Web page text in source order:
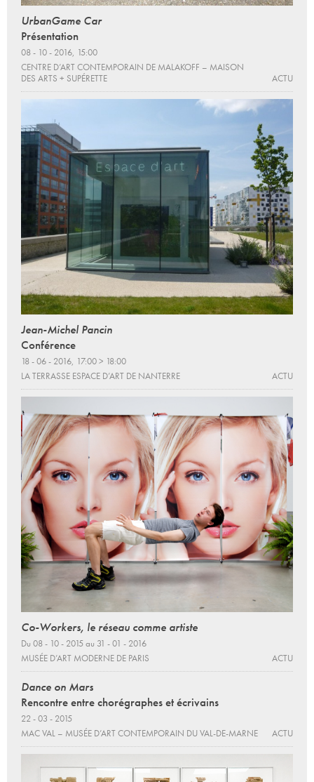
UrbanGame Car
Présentation
08 - 10 - 2016, 15:00
CENTRE D’ART CONTEMPORAIN DE MALAKOFF – MAISON
DES ARTS + SUPÉRETTE
ACTU
Jean-Michel Pancin
Conférence
18 - 06 - 2016, 17:00 > 18:00
LA TERRASSE ESPACE D’ART DE NANTERRE
ACTU
Co-Workers, le réseau comme artiste
Du 08 - 10 - 2015 au 31 - 01 - 2016
MUSÉE D’ART MODERNE DE PARIS
ACTU
Dance on Mars
Rencontre entre chorégraphes et écrivains
22 - 03 - 2015
MAC VAL – MUSÉE D’ART CONTEMPORAIN DU VAL-DE-MARNE
ACTU